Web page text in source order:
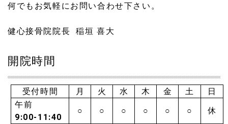
伊勢支部が併設された建物で新たなスタートをいたしま
ら案内看板のある通りに入って15メートルほどの近所で
4085-2858 に変更となります。 なお移転に伴う準備期間
ていただきます。 現在ご利用いただいております患者様・
会員様には大変ご迷惑をおかけいたしますが 新しい健心
接骨院・健心塾伊勢支部をよろしくお願い申し上げます。
何でもお気軽にお問い合わせ下さい。
健心接骨院院長 稲垣 喜大
開院時間
受付時間 月 火 水 木 金 土
日
午前
9:00-11:40
○ ○ ○ ○ ○ ○ 休